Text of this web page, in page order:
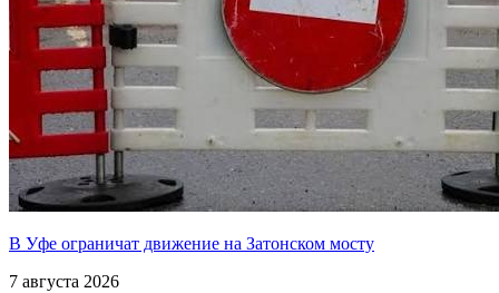
В Уфе ограничат движение на Затонском мосту
7 августа 2026